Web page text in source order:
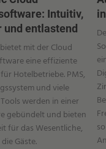
Intuitiv,
und entlastend
mit der Cloud
eine effiziente
Hotelbetriebe. PMS,
und viele
werden in einer
gebündelt und bieten
für das Wesentliche,
Gäste.